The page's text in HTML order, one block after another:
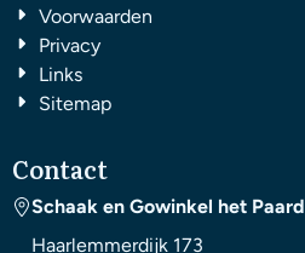
Voorwaarden
Privacy
Links
Sitemap
Contact
Schaak en Gowinkel het Paard
Haarlemmerdijk 173